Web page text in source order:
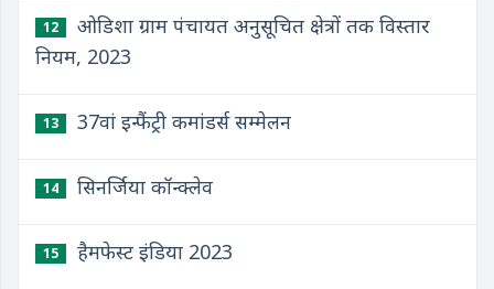
12
ओडिशा ग्राम पंचायत अनुसूचित क्षेत्रों तक विस्तार
नियम, 2023
13 37वां इन्फैंट्री कमांडर्स सम्मेलन
14 सिनर्जिया कॉन्क्लेव
15 हैमफेस्ट इंडिया 2023